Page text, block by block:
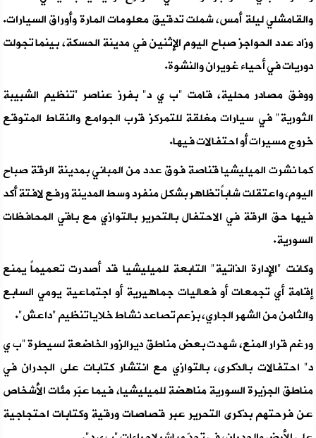
والقامشلي ليلة أمس، شملت تدقيق معلومات المارة وأوراق السيارات.
وزاد عدد الحواجز صباح اليوم الإثنين في مدينة الحسكة، بينما تجولت
دوريات في أحياء غويران والنشوة.
ووفق مصادر محلية، قامت "ب ي د" بفرز عناصر "تنظيم الشبيبة
الثورية" في سيارات مغلقة للتمركز قرب الجوامع والنقاط المتوقع
خروج مسيرات أو احتفالات فيها.
كما نشرت الميليشيا قناصة فوق عدد من المباني بمدينة الرقة صباح
اليوم، واعتقلت شاباً تظاهر بشكل منفرد وسط المدينة ورفع لافتة أكد
فيها حق الرقة في الاحتفال بالتحرير بالتوازي مع باقي المحافظات
السورية.
وكانت "الإدارة الذاتية" التابعة للميليشيا قد أصدرت تعميماً يمنع
إقامة أي تجمعات أو فعاليات جماهيرية أو اجتماعية يومي السابع
والثامن من الشهر الجاري، بزعم تصاعد نشاط خلايا تنظيم "داعش".
ورغم قرار المنع، شهدت بعض مناطق ديرالزور الخاضعة لسيطرة "ب ي
د" احتفالات بالذكرى، بالتوازي مع انتشار كتابات على الجدران في
مناطق الجزيرة السورية مناهضة للميليشيا، فيما عبّر مئات الأشخاص
عن فرحتهم بذكرى التحرير عبر قصاصات ورقية وكتابات احتجاجية